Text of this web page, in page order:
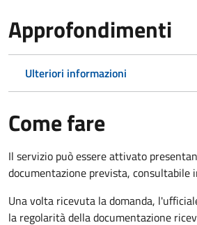
Approfondimenti
Ulteriori informazioni
Come fare
Il servizio può essere attivato
documentazione prevista, consultabile
Una volta ricevuta la domanda,
la regolarità della documentazione